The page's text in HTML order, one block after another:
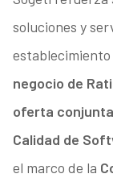
soluciones y
establecimiento
negocio de
oferta
Calidad de
el marco de la